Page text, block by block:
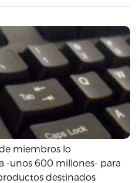
miembros lo
-unos 600 millones- para
destinados